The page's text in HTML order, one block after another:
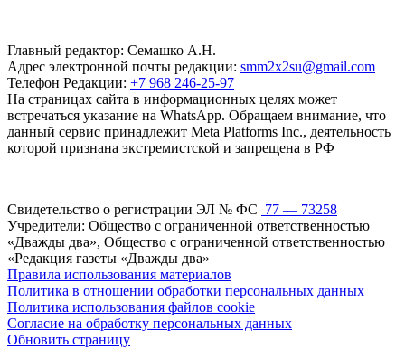
Главный редактор: Семашко А.Н.
Адрес электронной почты редакции: smm2x2su@gmail.com
Телефон Редакции: +7 968 246-25-97
На страницах сайта в информационных целях может
встречаться указание на WhatsApp. Обращаем внимание, что
данный сервис принадлежит Meta Platforms Inc., деятельность
которой признана экстремистской и запрещена в РФ
Свидетельство о регистрации ЭЛ № ФС 77 — 73258
Учредители: Общество с ограниченной ответственностью
«Дважды два», Общество с ограниченной ответственностью
«Редакция газеты «Дважды два»
Правила использования материалов
Политика в отношении обработки персональных данных
Политика использования файлов cookie
Согласие на обработку персональных данных
Обновить страницу